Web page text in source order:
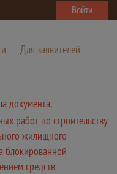
Войти
Для заявителей
документа,
работ по строительству
жилищного
блокированной
средств